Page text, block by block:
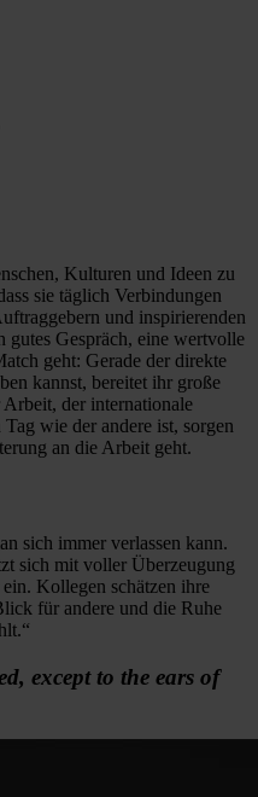
Kulturen und Ideen zu
sie täglich Verbindungen
und inspirierenden
gutes Gespräch, eine wertvolle
geht: Gerade der direkte
kannst, bereitet ihr große
der internationale
wie der andere ist, sorgen
an die Arbeit geht.
sich immer verlassen kann.
sich mit voller Überzeugung
Kollegen schätzen ihre
für andere und die Ruhe
except to the ears of